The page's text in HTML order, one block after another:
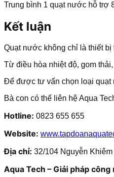
Trung bình 1 quạt nước hỗ trợ
Kết luận
Quạt nước không chỉ là thiết bị
Từ điều hòa nhiệt độ, gom
Để được tư vấn chọn loại quạt
Bà con có thể liên hệ Aqua
Hotline: 0823 655 655
Website:
Địa chỉ: 32/104 Nguyễn
Aqua Tech – Giải pháp